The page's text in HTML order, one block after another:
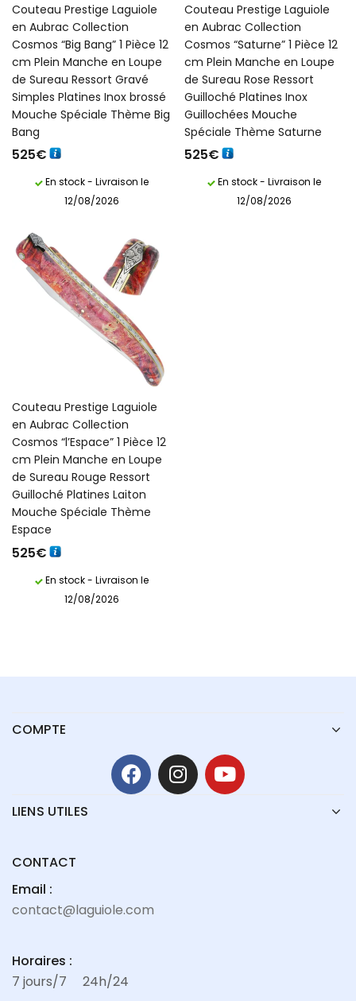
Couteau Prestige Laguiole
en Aubrac Collection
Cosmos “Big Bang” 1 Pièce 12
cm Plein Manche en Loupe
de Sureau Ressort Gravé
Simples Platines Inox brossé
Mouche Spéciale Thème Big
Bang
525€
En stock - Livraison le
12/08/2026
Couteau Prestige Laguiole
en Aubrac Collection
Cosmos “Saturne” 1 Pièce 12
cm Plein Manche en Loupe
de Sureau Rose Ressort
Guilloché Platines Inox
Guillochées Mouche
Spéciale Thème Saturne
525€
En stock - Livraison le
12/08/2026
Couteau Prestige Laguiole
en Aubrac Collection
Cosmos “l’Espace” 1 Pièce 12
cm Plein Manche en Loupe
de Sureau Rouge Ressort
Guilloché Platines Laiton
Mouche Spéciale Thème
Espace
525€
En stock - Livraison le
12/08/2026
COMPTE
LIENS UTILES
CONTACT
Email :
contact@laguiole.com
Horaires :
7 jours/7 24h/24